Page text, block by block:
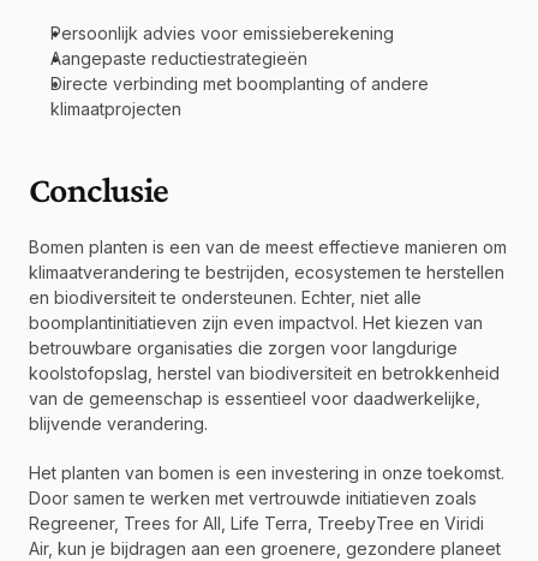
Persoonlijk advies voor emissieberekening
Aangepaste reductiestrategieën
Directe verbinding met boomplanting of andere
klimaatprojecten
Conclusie
Bomen planten is een van de meest effectieve manieren om
klimaatverandering te bestrijden, ecosystemen te herstellen
en biodiversiteit te ondersteunen. Echter, niet alle
boomplantinitiatieven zijn even impactvol. Het kiezen van
betrouwbare organisaties die zorgen voor langdurige
koolstofopslag, herstel van biodiversiteit en betrokkenheid
van de gemeenschap is essentieel voor daadwerkelijke,
blijvende verandering.
Het planten van bomen is een investering in onze toekomst.
Door samen te werken met vertrouwde initiatieven zoals
Regreener, Trees for All, Life Terra, TreebyTree en Viridi
Air, kun je bijdragen aan een groenere, gezondere planeet